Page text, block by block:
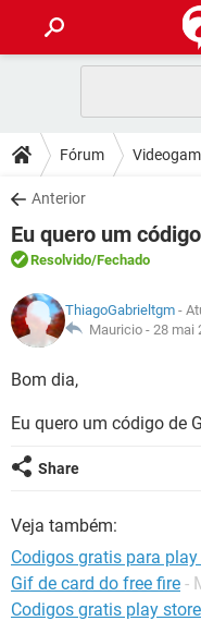
CELULAR
OUTLOOK
INSTAGRAM
GUIA DE COMPRAS
DICAS
JOGOS
OUTLOOK
INSTAGRAM
GUIA DE COMPRAS
DOWNLOADS
JOGOS
CELULAR
OUTLOOK
INSTAGRAM
GUIA DE COMPRAS
FÓRUM
JOGOS
CELULAR
GLOSSÁRIO
JOGOS
CELULAR
OUTLOOK
INSTAGRAM
Fórum
Anterior
Eu quero um
Resolvido/Fechado
ThiagoGabrieltgm -
Mauricio - 28 mai
Bom dia,
Eu quero um código de
Share
Veja também:
Codigos gratis para
Gif de card do free fire -
Codigos gratis play store